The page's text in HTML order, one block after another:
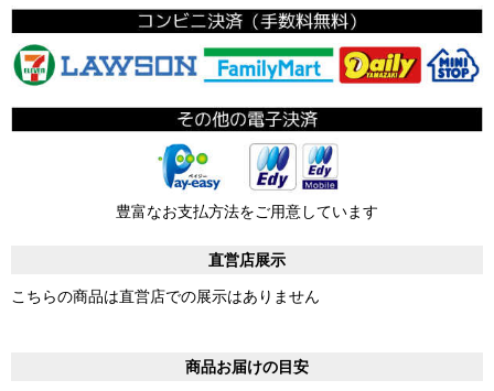
豊富なお支払方法をご用意しています
直営店展示
こちらの商品は直営店での展示はありません
商品お届けの目安